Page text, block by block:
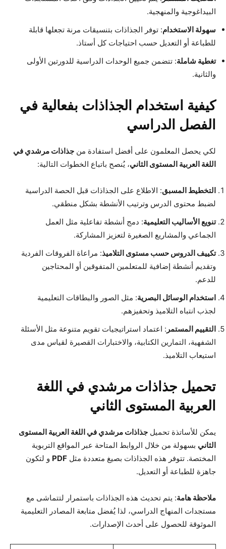
البيداغوجية والمنهجية.
سهولة الاستخدام: توفر الجذاذات بتنسيقات مرنة تجعلها قابلة
للطباعة أو التعديل حسب احتياجات كل أستاذ.
تغطية شاملة: تتضمن جميع الوحدات الدراسية للدورتين الأولى
والثانية.
كيفية استخدام الجذاذات بفعالية في
الفصل الدراسي
لكي يحصل المعلمون على أفضل استفادة من جذاذات مرشدي في
اللغة العربية المستوى الثاني، يُنصح باتباع الخطوات التالية:
التخطيط المسبق: الاطلاع على الجذاذات قبل الحصة الدراسية
لضبط محتوى الدرس وترتيب الأنشطة بشكل منطقي.
تنويع الأساليب التعليمية: دمج أنشطة تفاعلية مثل العمل
الجماعي والمشاريع الصغيرة لتعزيز المشاركة.
تكييف الدروس حسب مستوى التلاميذ: مراعاة الفروقات الفردية
وتقديم أنشطة إضافية للمتعلمين المتفوقين أو المحتاجين
للدعم.
استخدام الوسائل البصرية: مثل الصور والبطاقات التعليمية
لجذب انتباه التلاميذ وتحفيزهم.
التقييم المستمر : اعتماد استراتيجيات تقويم متنوعة مثل الأسئلة
الشفهية، التمارين الكتابية، والاختبارات القصيرة لقياس مدى
استيعاب التلاميذ.
تحميل جذاذات مرشدي في اللغة
العربية المستوى الثاني
يمكن للأساتذة تحميل جذاذات مرشدي في اللغة العربية المستوى
الثاني بسهولة من خلال الروابط المتاحة عبر المواقع التربوية
المختصة. تتوفر هذه الجذاذات بصيغ متعددة مثل PDF و لتكون
جاهزة للطباعة أو التعديل.
ملاحظة هامة: يتم تحديث هذه الجذاذات باستمرار لتتماشى مع
مستجدات المنهاج الدراسي، لذا يُفضل متابعة المصادر التعليمية
الموثوقة للحصول على أحدث الإصدارات.